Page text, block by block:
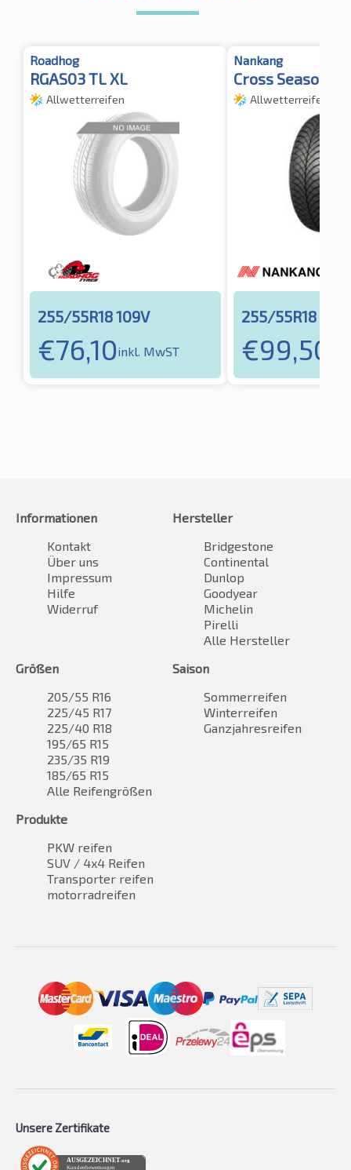
Roadhog
RGAS03 TL XL
Allwetterreifen
255/55R18 109V
€76,10inkl. MwST
Nankang
Cross Seasons
Allwetterreifen
255/55R18
€99,50
Informationen
Kontakt
Über uns
Impressum
Hilfe
Widerruf
Hersteller
Bridgestone
Continental
Dunlop
Goodyear
Michelin
Pirelli
Alle Hersteller
Größen
205/55 R16
225/45 R17
225/40 R18
195/65 R15
235/35 R19
185/65 R15
Alle Reifengrößen
Saison
Sommerreifen
Winterreifen
Ganzjahresreifen
Produkte
PKW reifen
SUV / 4x4 Reifen
Transporter reifen
motorradreifen
Unsere Zertifikate
AUSGEZEICHNET .org
Kundenbewertungen